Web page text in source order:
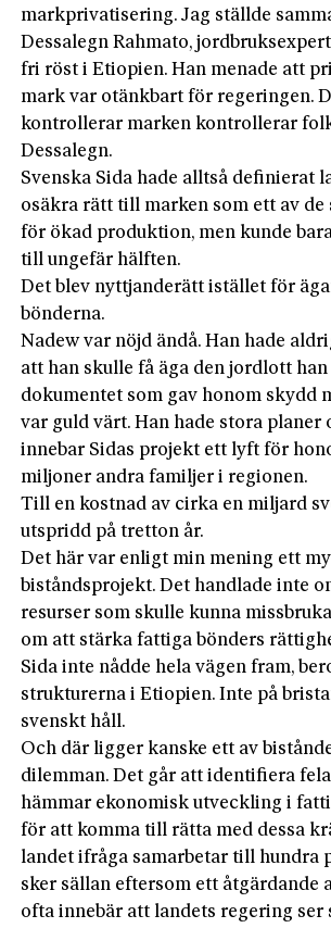
markprivatisering. Jag ställde
Dessalegn Rahmato,
fri röst i Etiopien. Han menade att
mark var otänkbart för regeringen.
kontrollerar marken kontrollerar
Dessalegn.
Svenska Sida hade alltså definierat
osäkra rätt till marken som ett av
för ökad produktion, men kunde
till ungefär hälften.
Det blev nyttjanderätt istället för
bönderna.
Nadew var nöjd ändå. Han hade
att han skulle få äga den jordlott han
dokumentet som gav honom skydd
var guld värt. Han hade stora planer
innebar Sidas projekt ett lyft för
miljoner andra familjer i regionen.
Till en kostnad av cirka en miljard
utspridd på tretton år.
Det här var enligt min mening ett
biståndsprojekt. Det handlade inte
resurser som skulle kunna
om att stärka fattiga bönders
Sida inte nådde hela vägen fram,
strukturerna i Etiopien. Inte på
svenskt håll.
Och där ligger kanske ett av
dilemman. Det går att identifiera
hämmar ekonomisk utveckling i
för att komma till rätta med dessa
landet ifråga samarbetar till hundra
sker sällan eftersom ett åtgärdande
ofta innebär att landets regering ser